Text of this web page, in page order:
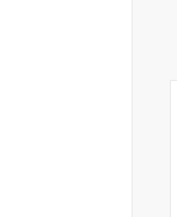
다.
“첫
선
두
을
채
우